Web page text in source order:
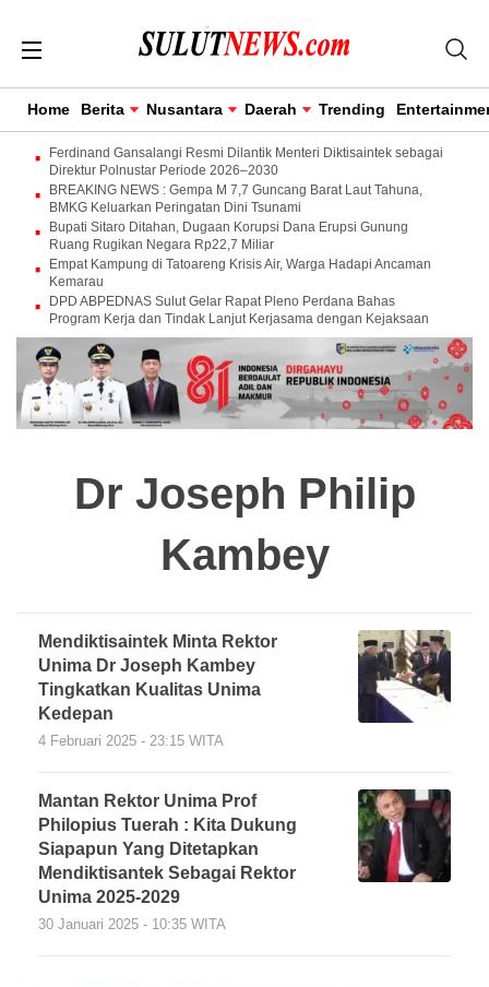
Home Berita Nusantara Daerah Trending
Ferdinand Gansalangi Resmi Dilantik Menteri Diktisaintek sebagai
Direktur Polnustar Periode 2026–2030
BREAKING NEWS : Gempa M 7,7 Guncang Barat Laut Tahuna,
BMKG Keluarkan Peringatan Dini Tsunami
Bupati Sitaro Ditahan, Dugaan Korupsi Dana Erupsi Gunung
Ruang Rugikan Negara Rp22,7 Miliar
Empat Kampung di Tatoareng Krisis Air, Warga Hadapi Ancaman
Kemarau
DPD ABPEDNAS Sulut Gelar Rapat Pleno Perdana Bahas
Program Kerja dan Tindak Lanjut Kerjasama dengan Kejaksaan
Dr Joseph Philip
Kambey
Mendiktisaintek Minta Rektor
Unima Dr Joseph Kambey
Tingkatkan Kualitas Unima
Kedepan
4 Februari 2025 - 23:15 WITA
Mantan Rektor Unima Prof
Philopius Tuerah : Kita Dukung
Siapapun Yang Ditetapkan
Mendiktisantek Sebagai Rektor
Unima 2025-2029
30 Januari 2025 - 10:35 WITA